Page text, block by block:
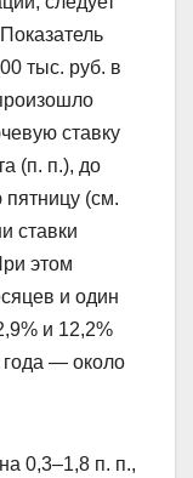
тыс. руб. в
ставку
(п. п.), до
(см.
ставки
этом
и один
и 12,2%
года — около
0,3–1,8 п. п.,